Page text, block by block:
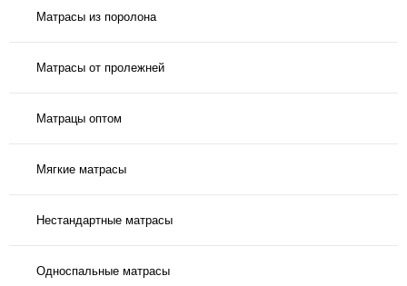
Матрасы из поролона
Матрасы от пролежней
Матрацы оптом
Мягкие матрасы
Нестандартные матрасы
Односпальные матрасы